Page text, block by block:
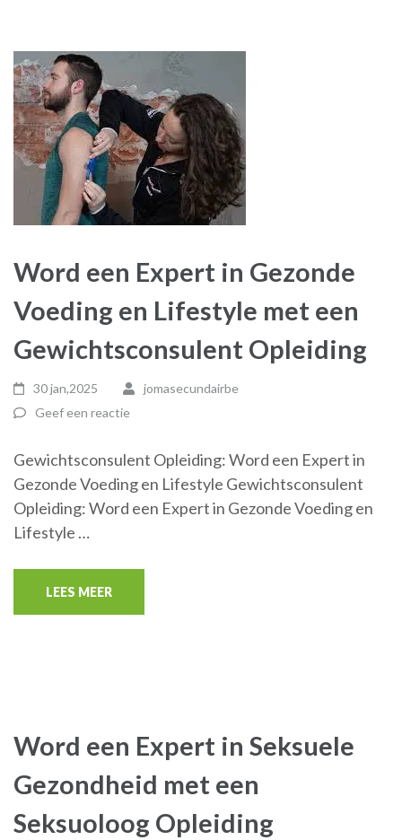
Word een Expert in Gezonde
Voeding en Lifestyle met een
Gewichtsconsulent Opleiding
30 jan,2025
jomasecundairbe
Geef een reactie
Gewichtsconsulent Opleiding: Word een Expert in
Gezonde Voeding en Lifestyle Gewichtsconsulent
Opleiding: Word een Expert in Gezonde Voeding en
Lifestyle …
LEES MEER
Word een Expert in Seksuele
Gezondheid met een
Seksuoloog Opleiding